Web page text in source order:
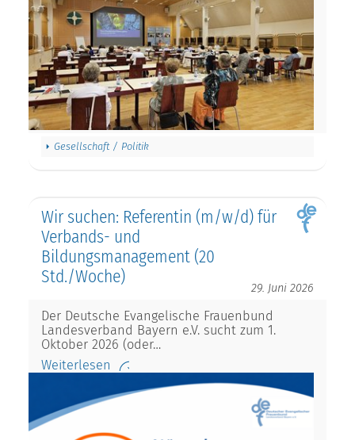
Gesellschaft / Politik
Wir suchen: Referentin (m/w/d) für
Verbands- und
Bildungsmanagement (20
Std./Woche)
29. Juni 2026
Der Deutsche Evangelische Frauenbund
Landesverband Bayern e.V. sucht zum 1.
Oktober 2026 (oder…
Weiterlesen